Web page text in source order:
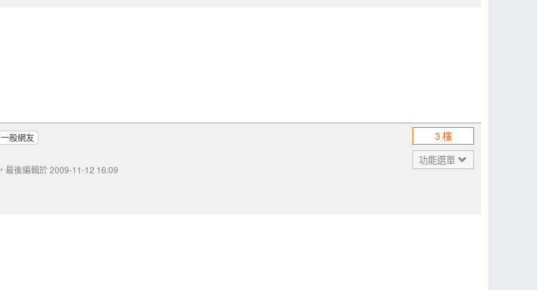
一般網友
，最後編輯於 2009-11-12 16:09
3 樓
功能選單